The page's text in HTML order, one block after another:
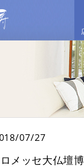
07/27
メッセ大仏壇